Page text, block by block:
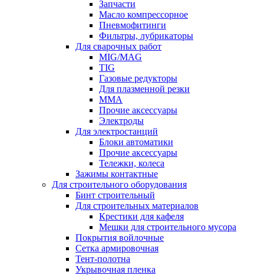
Запчасти
Масло компрессорное
Пневмофитинги
Фильтры, лубрикаторы
Для сварочных работ
MIG/MAG
TIG
Газовые редукторы
Для плазменной резки
ММА
Прочие аксессуары
Электроды
Для электростанций
Блоки автоматики
Прочие аксессуары
Тележки, колеса
Зажимы контактные
Для строительного оборудования
Бинт строительный
Для строительных материалов
Крестики для кафеля
Мешки для строительного мусора
Покрытия войлочные
Сетка армировочная
Тент-полотна
Укрывочная пленка